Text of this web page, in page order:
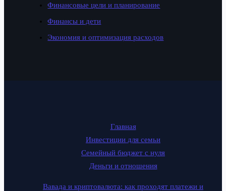
Финансовые цели и планирование
Финансы и дети
Экономия и оптимизация расходов
Главная
Инвестиции для семьи
Семейный бюджет с нуля
Деньги и отношения
Вавада и криптовалюта: как проходят платежи и